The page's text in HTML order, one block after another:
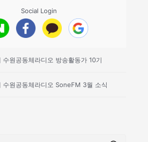
Social Login
수원공동체라디오 방송활동가 10기
수원공동체라디오 SoneFM 3월 소식